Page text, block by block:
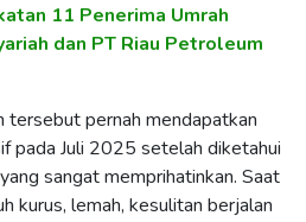
11 Penerima Umrah
dan PT Riau Petroleum
tersebut pernah mendapatkan
pada Juli 2025 setelah diketahui
sangat memprihatinkan. Saat
kurus, lemah, kesulitan berjalan